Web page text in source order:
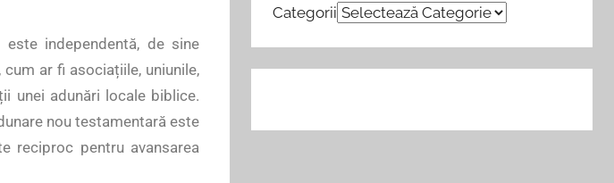
independentă, de sine
ar fi asociațiile, uniunile,
unei adunări locale biblice.
nou testamentară este
reciproc pentru avansarea
Categorii